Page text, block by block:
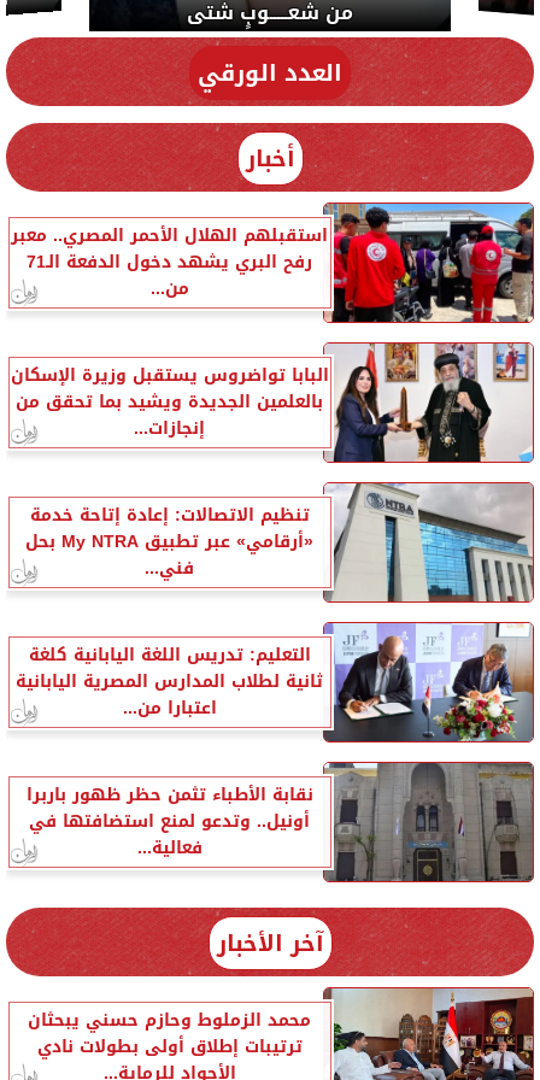
دي سياسة
العدد الورقي
أخبار
استقبلهم الهلال الأحمر المصري.. معبر
رفح البري يشهد دخول الدفعة الـ71
من...
البابا تواضروس يستقبل وزيرة الإسكان
بالعلمين الجديدة ويشيد بما تحقق من
إنجازات...
تنظيم الاتصالات: إعادة إتاحة خدمة
«أرقامي» عبر تطبيق My NTRA بحل
فني...
التعليم: تدريس اللغة اليابانية كلغة
ثانية لطلاب المدارس المصرية اليابانية
اعتبارا من...
نقابة الأطباء تثمن حظر ظهور باربرا
أونيل.. وتدعو لمنع استضافتها في
فعالية...
آخر الأخبار
محمد الزملوط وحازم حسني يبحثان
ترتيبات إطلاق أولى بطولات نادي
الأجواد للرماية...